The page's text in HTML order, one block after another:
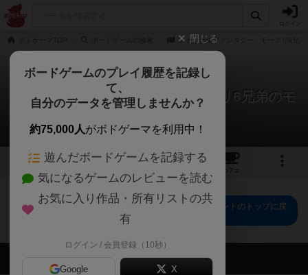
ファイナルファンタジー モーグリ6兄弟
ファイナルファンタジー モーグリ6兄弟のモ
ブハント
0件のリプレイ日記
1 2
カフェ
ファイナルファンタジー モーグリ6兄弟のモブハントのトップに戻
会員の新しい投稿
閉じる
ボードゲームのプレイ履歴を記録し
て、
自分のデータを管理しませんか？
約75,000人がボドゲーマを利用中！
遊んだボードゲームを記録する
気になるゲームのレビューを読む
お気に入り作品・所有リストの共
有
ログイン / 会員登録（10秒）
Google X